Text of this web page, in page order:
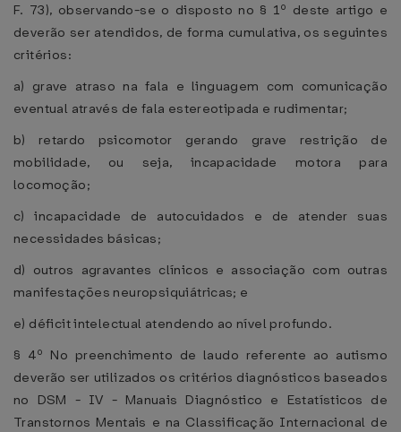
F. 73), observando-se o disposto no § 1º deste artigo e
deverão ser atendidos, de forma cumulativa, os seguintes
critérios:
a) grave atraso na fala e linguagem com comunicação
eventual através de fala estereotipada e rudimentar;
b) retardo psicomotor gerando grave restrição de
mobilidade, ou seja, incapacidade motora para
locomoção;
c) incapacidade de autocuidados e de atender suas
necessidades básicas;
d) outros agravantes clínicos e associação com outras
manifestações neuropsiquiátricas; e
e) déficit intelectual atendendo ao nível profundo.
§ 4º No preenchimento de laudo referente ao autismo
deverão ser utilizados os critérios diagnósticos baseados
no DSM - IV - Manuais Diagnóstico e Estatísticos de
Transtornos Mentais e na Classificação Internacional de